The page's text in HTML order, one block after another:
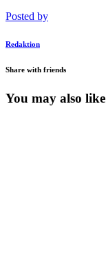
Posted by
Redaktion
Share with friends
You may also like